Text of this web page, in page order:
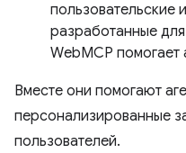
пользовательские
разработанные
WebMCP помогает
Вместе они помогают
персонализированные
пользователей.